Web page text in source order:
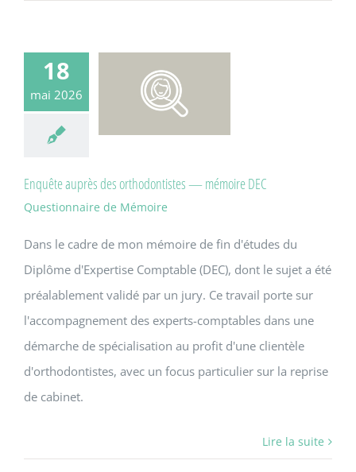
18
mai 2026
Enquête auprès des orthodontistes — mémoire DEC
Questionnaire de Mémoire
Dans le cadre de mon mémoire de fin d'études du
Diplôme d'Expertise Comptable (DEC), dont le sujet a été
préalablement validé par un jury. Ce travail porte sur
l'accompagnement des experts-comptables dans une
démarche de spécialisation au profit d'une clientèle
d'orthodontistes, avec un focus particulier sur la reprise
de cabinet.
Lire la suite